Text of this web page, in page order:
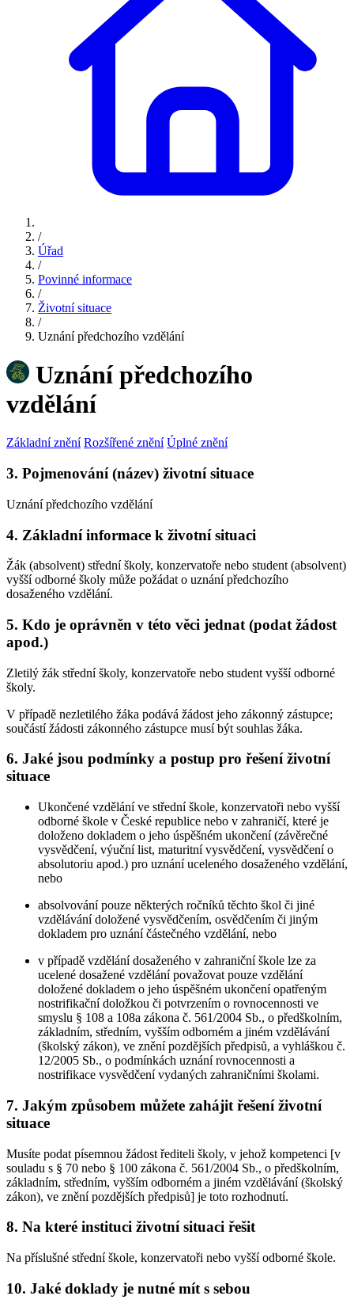
/
Úřad
/
Povinné informace
/
Životní situace
/
Uznání předchozího vzdělání
Uznání předchozího
vzdělání
Základní znění Rozšířené znění Úplné znění
3. Pojmenování (název) životní situace
Uznání předchozího vzdělání
4. Základní informace k životní situaci
Žák (absolvent) střední školy, konzervatoře nebo student (absolvent)
vyšší odborné školy může požádat o uznání předchozího
dosaženého vzdělání.
5. Kdo je oprávněn v této věci jednat (podat žádost
apod.)
Zletilý žák střední školy, konzervatoře nebo student vyšší odborné
školy.
V případě nezletilého žáka podává žádost jeho zákonný zástupce;
součástí žádosti zákonného zástupce musí být souhlas žáka.
6. Jaké jsou podmínky a postup pro řešení životní
situace
Ukončené vzdělání ve střední škole, konzervatoři nebo vyšší
odborné škole v České republice nebo v zahraničí, které je
doloženo dokladem o jeho úspěšném ukončení (závěrečné
vysvědčení, výuční list, maturitní vysvědčení, vysvědčení o
absolutoriu apod.) pro uznání uceleného dosaženého vzdělání,
nebo
absolvování pouze některých ročníků těchto škol či jiné
vzdělávání doložené vysvědčením, osvědčením či jiným
dokladem pro uznání částečného vzdělání, nebo
v případě vzdělání dosaženého v zahraniční škole lze za
ucelené dosažené vzdělání považovat pouze vzdělání
doložené dokladem o jeho úspěšném ukončení opatřeným
nostrifikační doložkou či potvrzením o rovnocennosti ve
smyslu § 108 a 108a zákona č. 561/2004 Sb., o předškolním,
základním, středním, vyšším odborném a jiném vzdělávání
(školský zákon), ve znění pozdějších předpisů, a vyhláškou č.
12/2005 Sb., o podmínkách uznání rovnocennosti a
nostrifikace vysvědčení vydaných zahraničními školami.
7. Jakým způsobem můžete zahájit řešení životní
situace
Musíte podat písemnou žádost řediteli školy, v jehož kompetenci [v
souladu s § 70 nebo § 100 zákona č. 561/2004 Sb., o předškolním,
základním, středním, vyšším odborném a jiném vzdělávání (školský
zákon), ve znění pozdějších předpisů] je toto rozhodnutí.
8. Na které instituci životní situaci řešit
Na příslušné střední škole, konzervatoři nebo vyšší odborné škole.
10. Jaké doklady je nutné mít s sebou